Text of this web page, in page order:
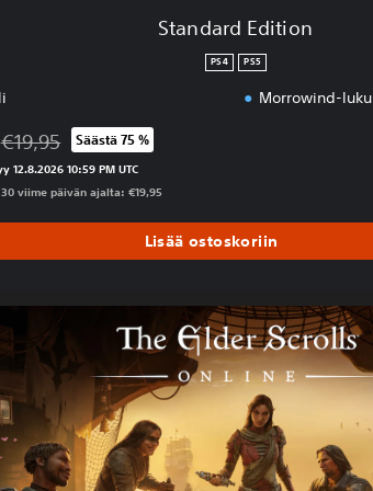
Standard Edition
PS4 PS5
Morrowind-luku
Alennettu alkuperäisestä hinnasta €19,95
€19,95 Säästä 75 %
12.8.2026 10:59 PM UTC
viime päivän ajalta: €19,95
Lisää ostoskoriin